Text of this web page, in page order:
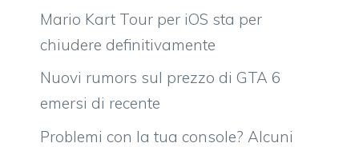
Mario Kart Tour per iOS sta per
chiudere definitivamente
Nuovi rumors sul prezzo di GTA 6
emersi di recente
Problemi con la tua console? Alcuni